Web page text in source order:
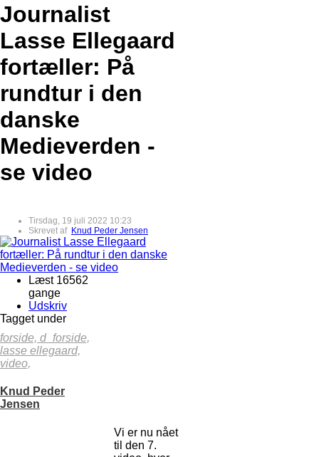
Journalist
Lasse Ellegaard
fortæller: På
rundtur i den
danske
Medieverden -
se video
Tirsdag, 19 juli 2022 10:23
Skrevet af Knud Peder Jensen
Læst 16562
gange
Udskriv
Tagget under
forside, d_forside,
lasse ellegaard,
video,
Knud Peder
Jensen
Vi er nu nået
til den 7.